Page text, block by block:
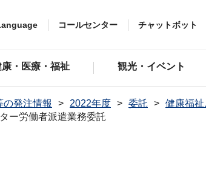
コールセンター チャットボット
康・医療・福祉 観光・イベント
の発注情報 2022年度 委託
健康福祉
ー労働者派遣業務委託